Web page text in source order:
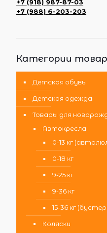
+7 (918) 987-87-03
+7 (988) 6-203-203
Категории
Детская обувь
Детская одежда
Товары для
Автокресла
0-13 кг
0-18 кг
9-25 кг
9-36 кг
15-36 кг
Коляски